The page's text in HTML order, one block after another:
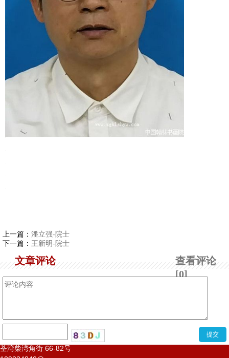
上一篇： 潘立强-院士
下一篇： 王新明-院士
查看评论
[0]
文章评论
荃湾柴湾角街 66-82号